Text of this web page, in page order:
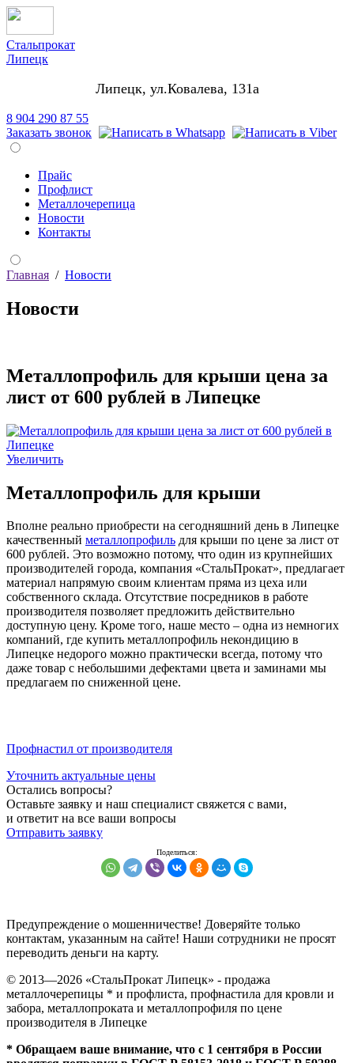
Стальпрокат
Липецк
Липецк, ул.Ковалева, 131а
8 904 290 87 55
Заказать звонок
Прайс
Профлист
Металлочерепица
Новости
Контакты
Главная / Новости
Новости
Металлопрофиль для крыши цена за
лист от 600 рублей в Липецке
Увеличить
Металлопрофиль для крыши
Вполне реально приобрести на сегодняшний день в Липецке
качественный металлопрофиль для крыши по цене за лист от
600 рублей. Это возможно потому, что один из крупнейших
производителей города, компания «СтальПрокат», предлагает
материал напрямую своим клиентам пряма из цеха или
собственного склада. Отсутствие посредников в работе
производителя позволяет предложить действительно
доступную цену. Кроме того, наше место – одна из немногих
компаний, где купить металлопрофиль некондицию в
Липецке недорого можно практически всегда, потому что
даже товар с небольшими дефектами цвета и заминами мы
предлагаем по сниженной цене.
Профнастил от производителя
Уточнить актуальные цены
Остались вопросы?
Оставьте заявку и наш специалист свяжется с вами,
и ответит на все ваши вопросы
Отправить заявку
Предупреждение о мошенничестве! Доверяйте только
контактам, указанным на сайте! Наши сотрудники не просят
переводить деньги на карту.
© 2013—2026 «СтальПрокат Липецк» - продажа
металлочерепицы * и профлиста, профнастила для кровли и
забора, металлопроката и металлопрофиля по цене
производителя в Липецке
* Обращаем ваше внимание, что с 1 сентября в России